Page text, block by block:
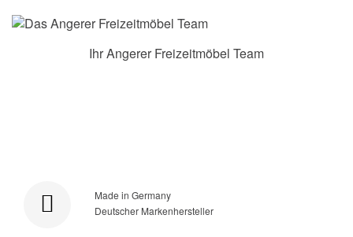
Ihr Angerer Freizeitmöbel Team
Made in Germany
Deutscher Markenhersteller